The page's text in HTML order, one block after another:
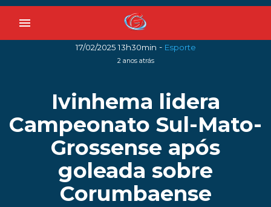
menu
17/02/2025 13h30min - Esporte
2 anos atrás
Ivinhema lidera
Campeonato Sul-Mato-
Grossense após
goleada sobre
Corumbaense